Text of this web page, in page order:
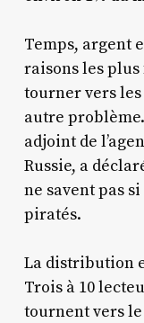
Temps, argent
raisons les
tourner vers les
autre
adjoint de
Russie, a
ne savent pas
piratés.
La distribution
Trois à 10
tournent vers